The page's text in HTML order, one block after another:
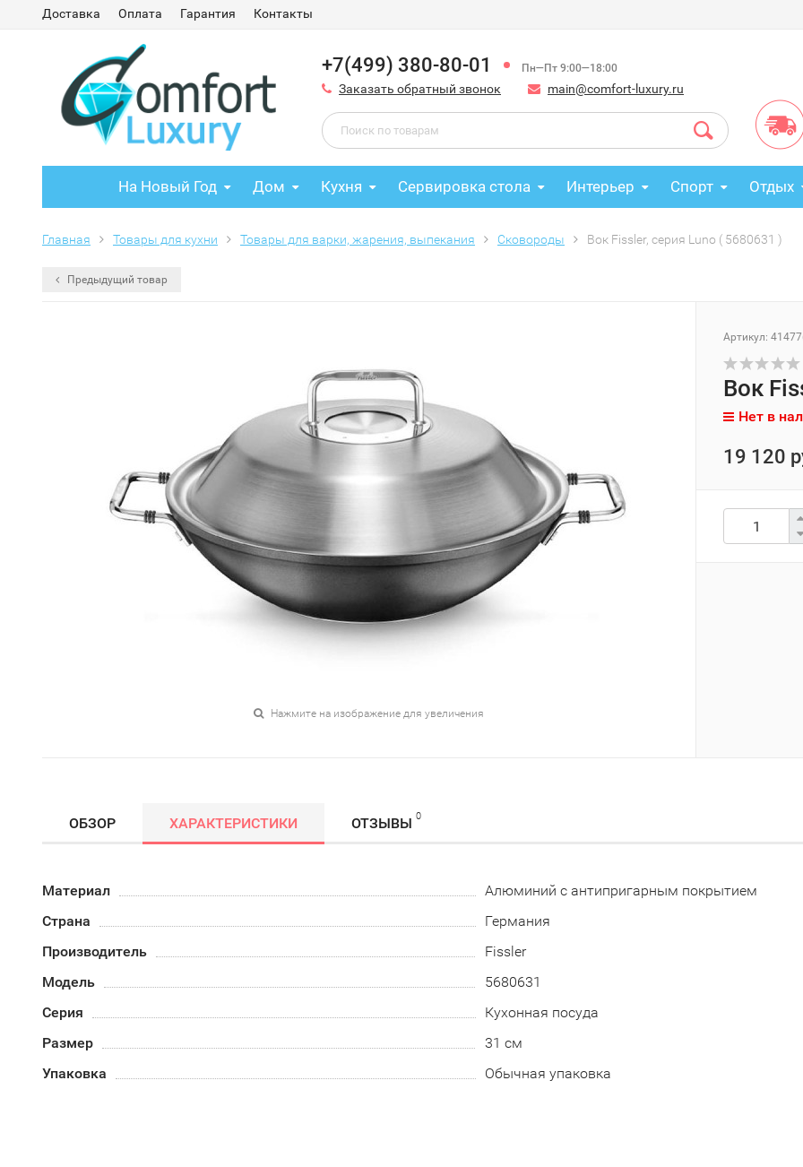
Доставка Оплата Гарантия Контакты
+7(499) 380-80-01 Пн—Пт 9:00—18:00
Заказать обратный звонок main@comfort-luxury.ru
На Новый Год Дом Кухня Сервировка стола Интерьер Спорт Отдых
Главная Товары для кухни Товары для варки, жарения, выпекания Сковороды Вок Fissler, серия Luno ( 5680631 )
Предыдущий товар
Нажмите на изображение для увеличения
Артикул:
Вок
Нет в
19 120
ОБЗОР ХАРАКТЕРИСТИКИ ОТЗЫВЫ 0
Материал
Алюминий с антипригарным покрытием
Страна
Германия
Производитель
Fissler
Модель
5680631
Серия
Кухонная посуда
Размер
31 см
Упаковка
Обычная упаковка